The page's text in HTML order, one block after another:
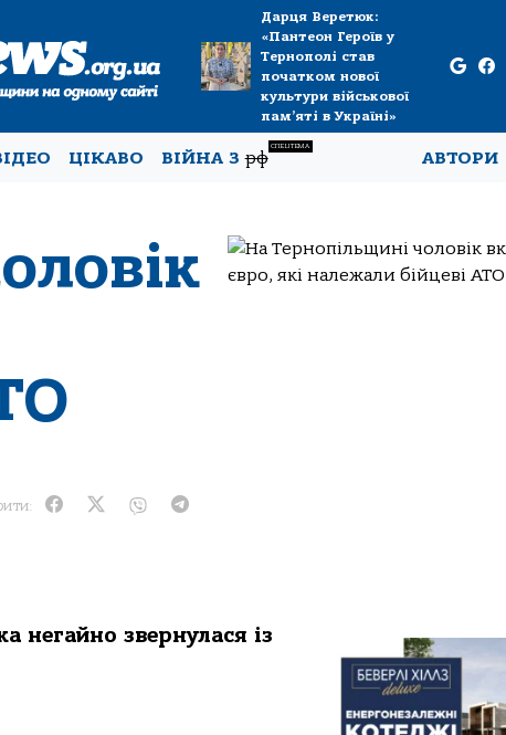
Дарця Веретюк:
«Пантеон Героїв у
Тернополі став
початком нової
культури військової
пам’яті в Україні»
ЦІКАВО ВІЙНА Зрф
СПЕЦТЕМА
АВТОРИ
негайно звернулася із